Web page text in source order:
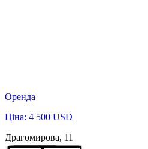
Оренда
Ціна: 4 500 USD
Драгомирова, 11